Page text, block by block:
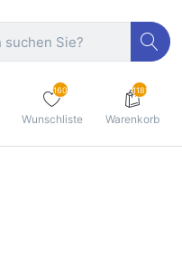
160
Wunschliste
1189
Warenkorb